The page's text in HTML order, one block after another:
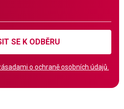
SE K ODBĚRU
o ochraně osobních údajů.